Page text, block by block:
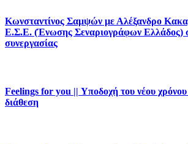
Κωνσταντίνος Σαμψών με Αλέξανδρο
Ε.Σ.Ε. (Ένωσης Σεναριογράφων Ελλάδος)
συνεργασίας
Feelings for you || Υποδοχή του νέου
διάθεση